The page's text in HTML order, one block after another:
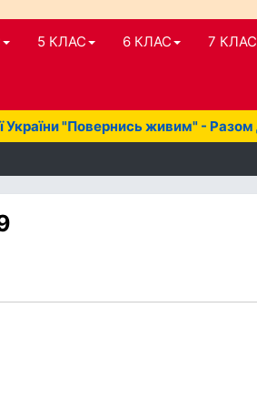
5 КЛАС 6 КЛАС 7 КЛАС
України "Повернись живим" -